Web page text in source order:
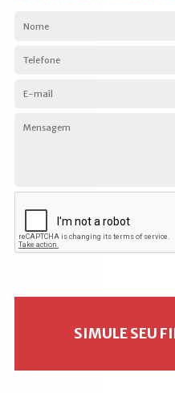
SIMULE SEU